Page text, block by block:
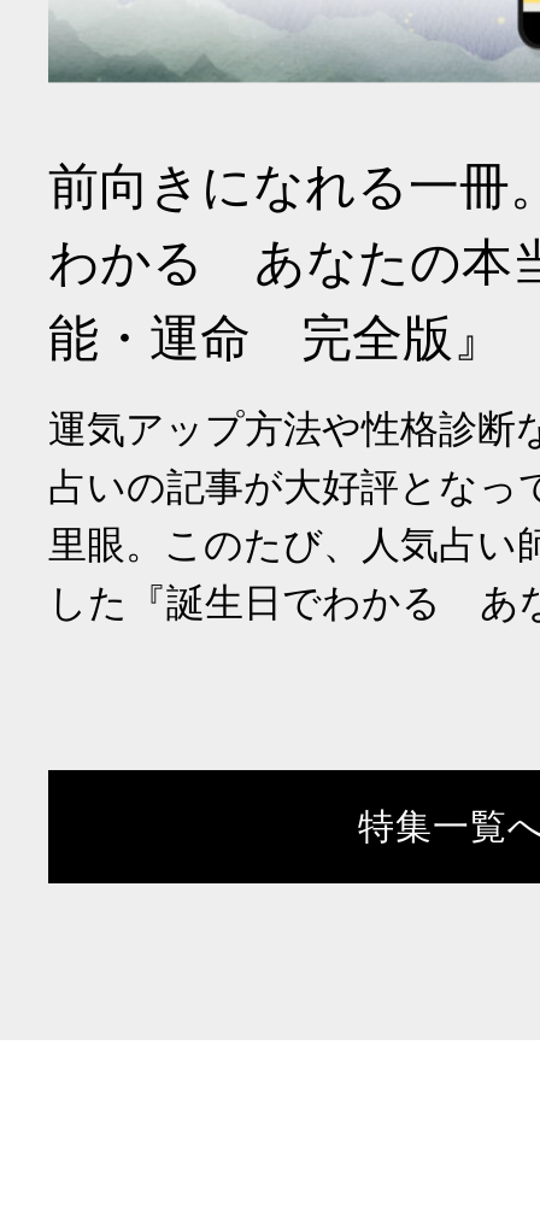
前向きになれる一冊
わかる あなたの本
能・運命 完全版』
運気アップ方法や性格診断
占いの記事が大好評となっ
里眼。このたび、人気占い
した『誕生日でわかる あ
特集一覧